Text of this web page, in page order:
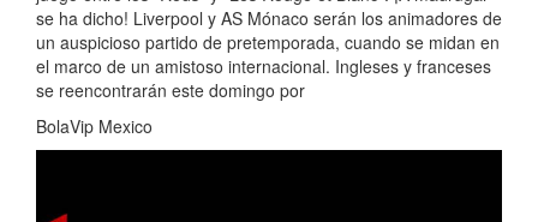
se ha dicho! Liverpool y AS Mónaco serán los animadores de
un auspicioso partido de pretemporada, cuando se midan en
el marco de un amistoso internacional. Ingleses y franceses
se reencontrarán este domingo por
BolaVip Mexico